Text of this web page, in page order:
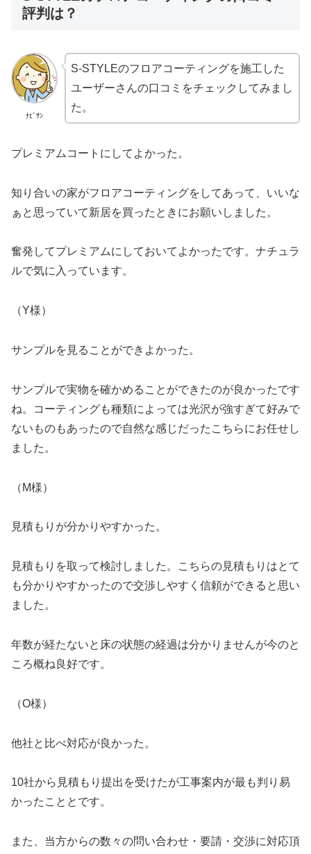
評判は？
ﾅﾋﾞｻﾝ
S-STYLEのフロアコーティングを施工した
ユーザーさんの口コミをチェックしてみまし
た。
プレミアムコートにしてよかった。
知り合いの家がフロアコーティングをしてあって、いいな
ぁと思っていて新居を買ったときにお願いしました。
奮発してプレミアムにしておいてよかったです。ナチュラ
ルで気に入っています。
（Y様）
サンプルを見ることができよかった。
サンプルで実物を確かめることができたのが良かったです
ね。コーティングも種類によっては光沢が強すぎて好みで
ないものもあったので自然な感じだったこちらにお任せし
ました。
（M様）
見積もりが分かりやすかった。
見積もりを取って検討しました。こちらの見積もりはとて
も分かりやすかったので交渉しやすく信頼ができると思い
ました。
年数が経たないと床の状態の経過は分かりませんが今のと
ころ概ね良好です。
（O様）
他社と比べ対応が良かった。
10社から見積もり提出を受けたが工事案内が最も判り易
かったこととです。
また、当方からの数々の問い合わせ・要請・交渉に対応頂